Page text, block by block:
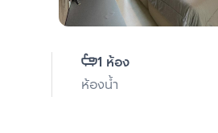
1 ห้อง
ห้องน้ำ